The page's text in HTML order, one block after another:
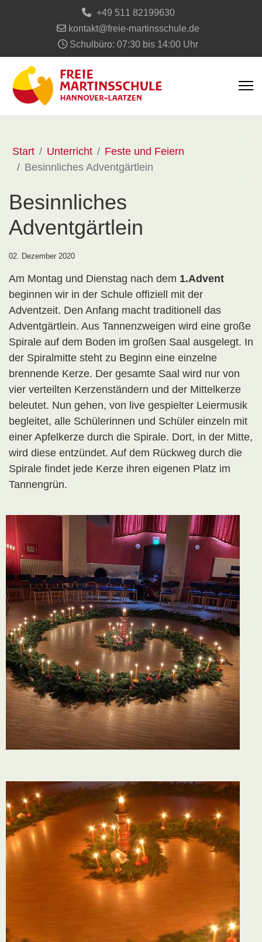
+49 511 82199630
kontakt@freie-martinsschule.de
Schulbüro: 07:30 bis 14:00 Uhr
Start Unterricht
Feste und Feiern
Besinnliches Adventgärtlein
Besinnliches
Adventgärtlein
02. Dezember 2020
Am Montag und Dienstag nach dem 1.Advent
beginnen wir in der Schule offiziell mit der
Adventzeit. Den Anfang macht traditionell das
Adventgärtlein. Aus Tannenzweigen wird eine große
Spirale auf dem Boden im großen Saal ausgelegt. In
der Spiralmitte steht zu Beginn eine einzelne
brennende Kerze. Der gesamte Saal wird nur von
vier verteilten Kerzenständern und der Mittelkerze
beleutet. Nun gehen, von live gespielter Leiermusik
begleitet, alle Schülerinnen und Schüler einzeln mit
einer Apfelkerze durch die Spirale. Dort, in der Mitte,
wird diese entzündet. Auf dem Rückweg durch die
Spirale findet jede Kerze ihren eigenen Platz im
Tannengrün.